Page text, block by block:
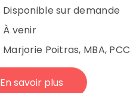
Disponible sur demande
À venir
Marjorie Poitras, MBA, PCC
En savoir plus